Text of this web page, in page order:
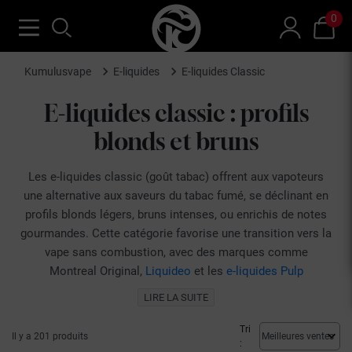
0
Kumulusvape E-liquides E-liquides Classic
E-liquides classic : profils
blonds et bruns
Les e-liquides classic (goût tabac) offrent aux vapoteurs
une alternative aux saveurs du tabac fumé, se déclinant en
profils blonds légers, bruns intenses, ou enrichis de notes
gourmandes. Cette catégorie favorise une transition vers la
vape sans combustion, avec des marques comme
Montreal Original, Liquideo et les e-liquides Pulp
leur douceur et leurs nuances subtiles, tandis que les
classics bruns offrent une expérience plus corsée. Parmi
LIRE LA SUITE
Il y a 201 produits
Tri
: